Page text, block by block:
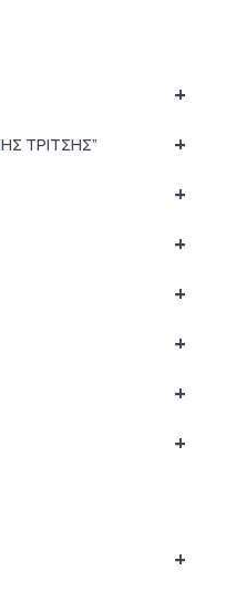
+
+
ΤΡΙΤΣΗΣ”
+
+
+
+
+
+
+